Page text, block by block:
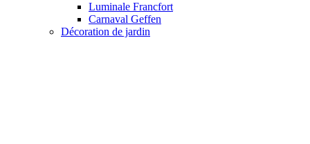
Luminale Francfort
Carnaval Geffen
Décoration de jardin